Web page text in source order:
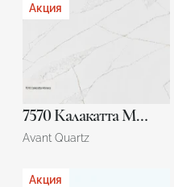
Акция
7570 Калакатта Монако
Avant Quartz
Акция